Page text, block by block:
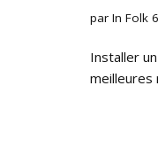
par In Folk
Installer
meilleures